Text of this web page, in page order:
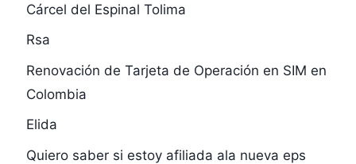
Cárcel del Espinal Tolima
Rsa
Renovación de Tarjeta de Operación en SIM en
Colombia
Elida
Quiero saber si estoy afiliada ala nueva eps